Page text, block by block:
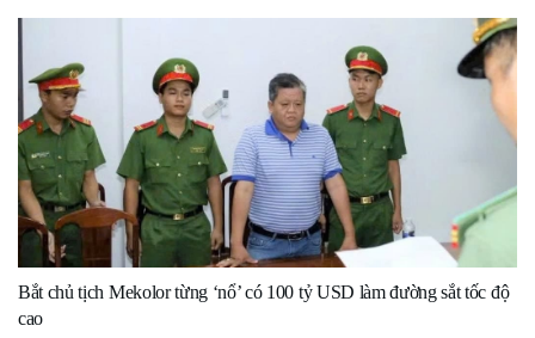
Bắt chủ tịch Mekolor từng ‘nổ’ có 100 tỷ USD làm đường sắt tốc độ
cao